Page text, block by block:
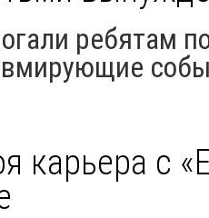
ребятам
карьера с